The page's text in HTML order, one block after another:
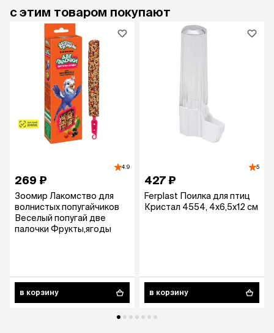
с этим товаром покупают
4.9
269 ₽
Зоомир Лакомство для
волнистых попугайчиков
Веселый попугай две
палочки Фрукты,ягоды
в корзину
5
427 ₽
Ferplast Поилка для птиц
Кристал 4554, 4x6,5x12 см
в корзину